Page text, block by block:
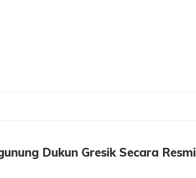
Dukun Gresik Secara Resmi